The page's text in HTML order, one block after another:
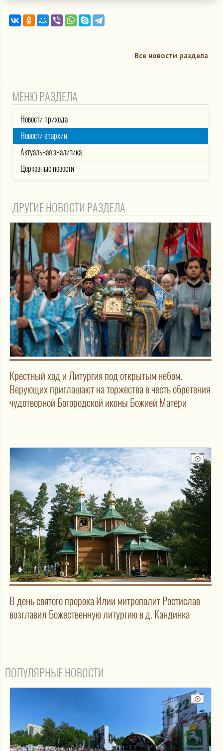
Все новости раздела
МЕНЮ РАЗДЕЛА
Новости прихода
Новости епархии
Актуальная аналитика
Церковные новости
ДРУГИЕ НОВОСТИ РАЗДЕЛА
Крестный ход и Литургия под открытым небом.
Верующих приглашают на торжества в честь обретения
чудотворной Богородской иконы Божией Матери
В день святого пророка Илии митрополит Ростислав
возглавил Божественную литургию в д. Кандинка
ПОПУЛЯРНЫЕ НОВОСТИ